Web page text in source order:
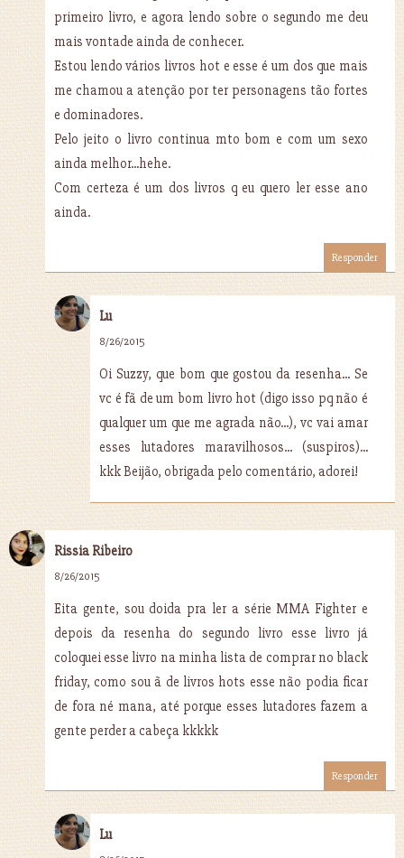
primeiro livro, e agora lendo sobre o segundo me deu
mais vontade ainda de conhecer.
Estou lendo vários livros hot e esse é um dos que mais
me chamou a atenção por ter personagens tão fortes
e dominadores.
Pelo jeito o livro continua mto bom e com um sexo
ainda melhor...hehe.
Com certeza é um dos livros q eu quero ler esse ano
ainda.
Responder
Lu
8/26/2015
Oi Suzzy, que bom que gostou da resenha... Se
vc é fã de um bom livro hot (digo isso pq não é
qualquer um que me agrada não...), vc vai amar
esses lutadores maravilhosos... (suspiros)...
kkk Beijão, obrigada pelo comentário, adorei!
Rissia Ribeiro
8/26/2015
Eita gente, sou doida pra ler a série MMA Fighter e
depois da resenha do segundo livro esse livro já
coloquei esse livro na minha lista de comprar no black
friday, como sou ã de livros hots esse não podia ficar
de fora né mana, até porque esses lutadores fazem a
gente perder a cabeça kkkkk
Responder
Lu